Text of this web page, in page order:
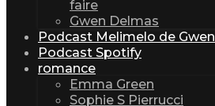
faire
Gwen Delmas
Podcast Melimelo de Gwen
Podcast Spotify
romance
Emma Green
Sophie S Pierrucci